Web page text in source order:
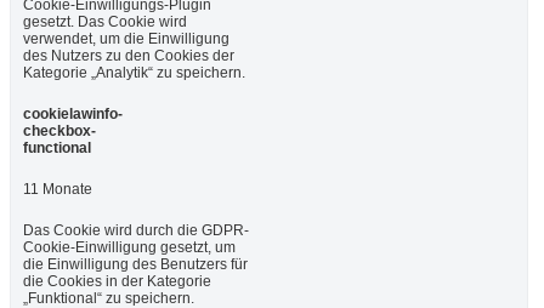
Cookie-Einwilligungs-Plugin
gesetzt. Das Cookie wird
verwendet, um die Einwilligung
des Nutzers zu den Cookies der
Kategorie „Analytik“ zu speichern.
cookielawinfo-
checkbox-
functional
11 Monate
Das Cookie wird durch die GDPR-
Cookie-Einwilligung gesetzt, um
die Einwilligung des Benutzers für
die Cookies in der Kategorie
„Funktional“ zu speichern.